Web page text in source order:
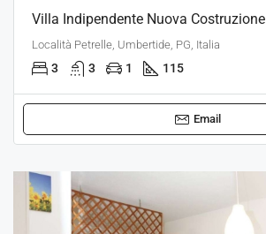
Villa Indipendente Nuova Costruzione
Località Petrelle, Umbertide, PG, Italia
3 3 1 115
Email